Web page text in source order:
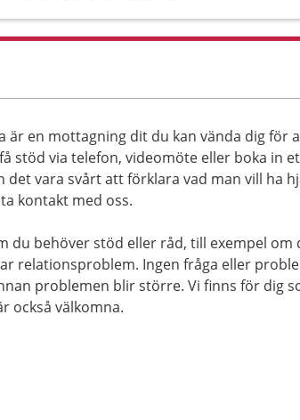
är en mottagning dit du kan vända dig för
stöd via telefon, videomöte eller boka in
det vara svårt att förklara vad man vill ha
kontakt med oss.
du behöver stöd eller råd, till exempel om
relationsproblem. Ingen fråga eller
problemen blir större. Vi finns för dig
också välkomna.